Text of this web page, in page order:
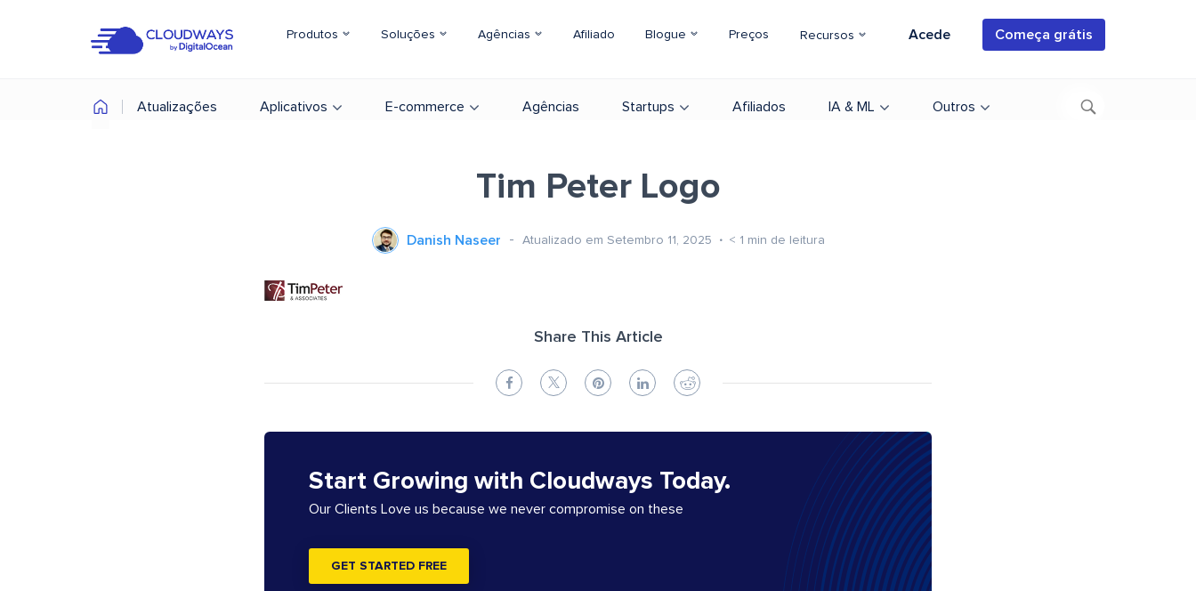
Produtos Soluções Agências Afiliado Blogue Preços Recursos Acede Começa grátis
Atualizações Aplicativos E-commerce Agências Startups Afiliados IA & ML Outros
Tim Peter Logo
Danish Naseer Atualizado em Setembro 11, 2025 < 1 min de leitura
Share This Article
Start Growing with Cloudways Today.
Our Clients Love us because we never compromise on these
GET STARTED FREE